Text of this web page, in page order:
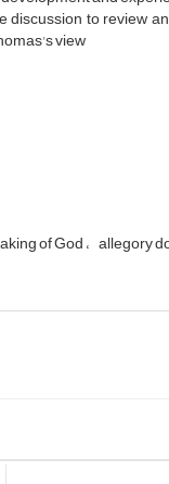
discussiontoreview
'sview
of God allegory